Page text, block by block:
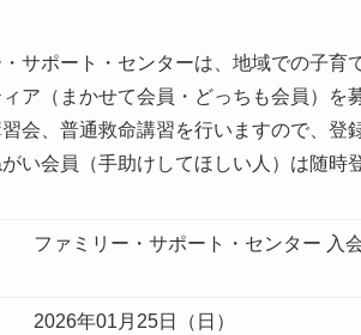
サポート・センターは、地域での子
ア（まかせて会員・どっちも会員）を
会、普通救命講習を行いますので、登
い会員（手助けしてほしい人）は随時
ファミリー・サポート・センター 入
2026年01月25日（日）